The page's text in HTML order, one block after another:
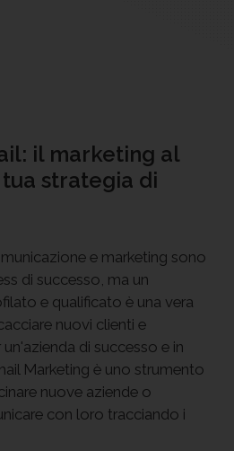
il marketing al
strategia di
e marketing sono
di successo, ma un
e qualificato è una vera
nuovi clienti e
un'azienda di successo e in
Marketing è uno strumento
nuove aziende o
con loro tracciando i